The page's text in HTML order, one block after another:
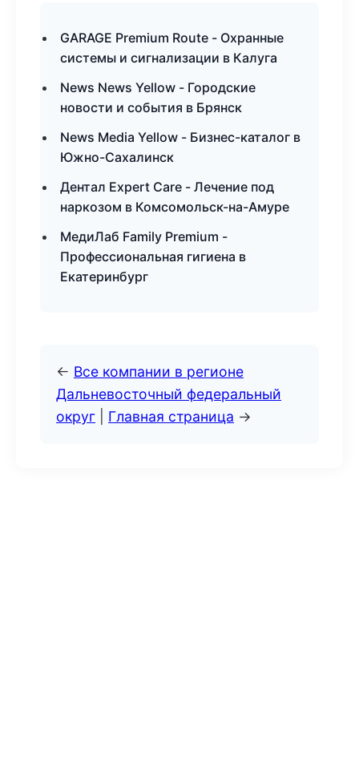
GARAGE Premium Route - Охранные
системы и сигнализации в Калуга
News News Yellow - Городские
новости и события в Брянск
News Media Yellow - Бизнес-каталог в
Южно-Сахалинск
Дентал Expert Care - Лечение под
наркозом в Комсомольск-на-Амуре
МедиЛаб Family Premium -
Профессиональная гигиена в
Екатеринбург
← Все компании в регионе
Дальневосточный федеральный
округ
Главная страница →